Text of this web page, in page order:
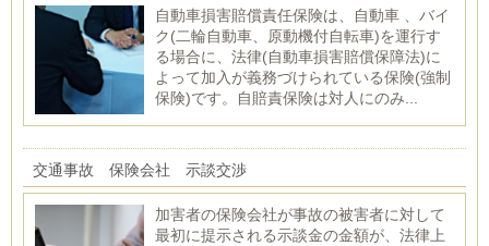
自動車損害賠償責任保険は、自動車 、バイ
ク(二輪自動車、原動機付自転車)を運行す
る場合に、法律(自動車損害賠償保障法)に
よって加入が義務づけられている保険(強制
保険)です。自賠責保険は対人にのみ...
交通事故 保険会社 示談交渉
加害者の保険会社が事故の被害者に対して
最初に提示される示談金の金額が、法律上